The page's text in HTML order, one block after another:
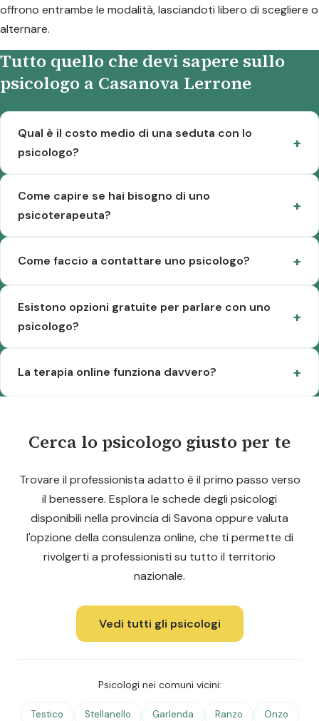
offrono entrambe le modalità, lasciandoti libero di scegliere o
alternare.
Tutto quello che devi sapere sullo
psicologo a Casanova Lerrone
Qual è il costo medio di una seduta con lo
psicologo?
Come capire se hai bisogno di uno
psicoterapeuta?
Come faccio a contattare uno psicologo?
Esistono opzioni gratuite per parlare con uno
psicologo?
La terapia online funziona davvero?
Cerca lo psicologo giusto per te
Trovare il professionista adatto è il primo passo verso
il benessere. Esplora le schede degli psicologi
disponibili nella provincia di Savona oppure valuta
l'opzione della consulenza online, che ti permette di
rivolgerti a professionisti su tutto il territorio
nazionale.
Vedi tutti gli psicologi
Psicologi nei comuni vicini:
Testico Stellanello Garlenda Ranzo Onzo